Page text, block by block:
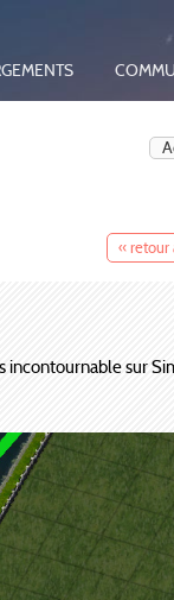
« retour
incontournable sur